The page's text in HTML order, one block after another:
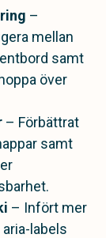
–
mellan
samt
över
– Förbättrat
samt
– Infört mer
labels